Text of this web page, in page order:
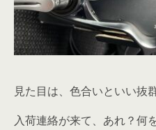
見た目は、色合いといい抜
入荷連絡が来て、あれ？何